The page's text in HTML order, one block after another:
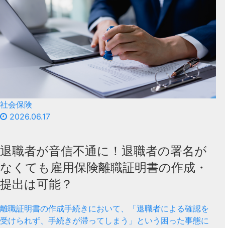
社会保険
2026.06.17
退職者が音信不通に！退職者の署名が
なくても雇用保険離職証明書の作成・
提出は可能？
離職証明書の作成手続きにおいて、「退職者による確認を
受けられず、手続きが滞ってしまう」という困った事態に